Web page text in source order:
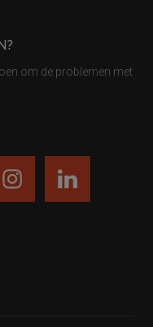
om de problemen met